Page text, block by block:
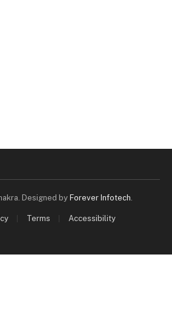
Designed by Forever Infotech.
Terms Accessibility